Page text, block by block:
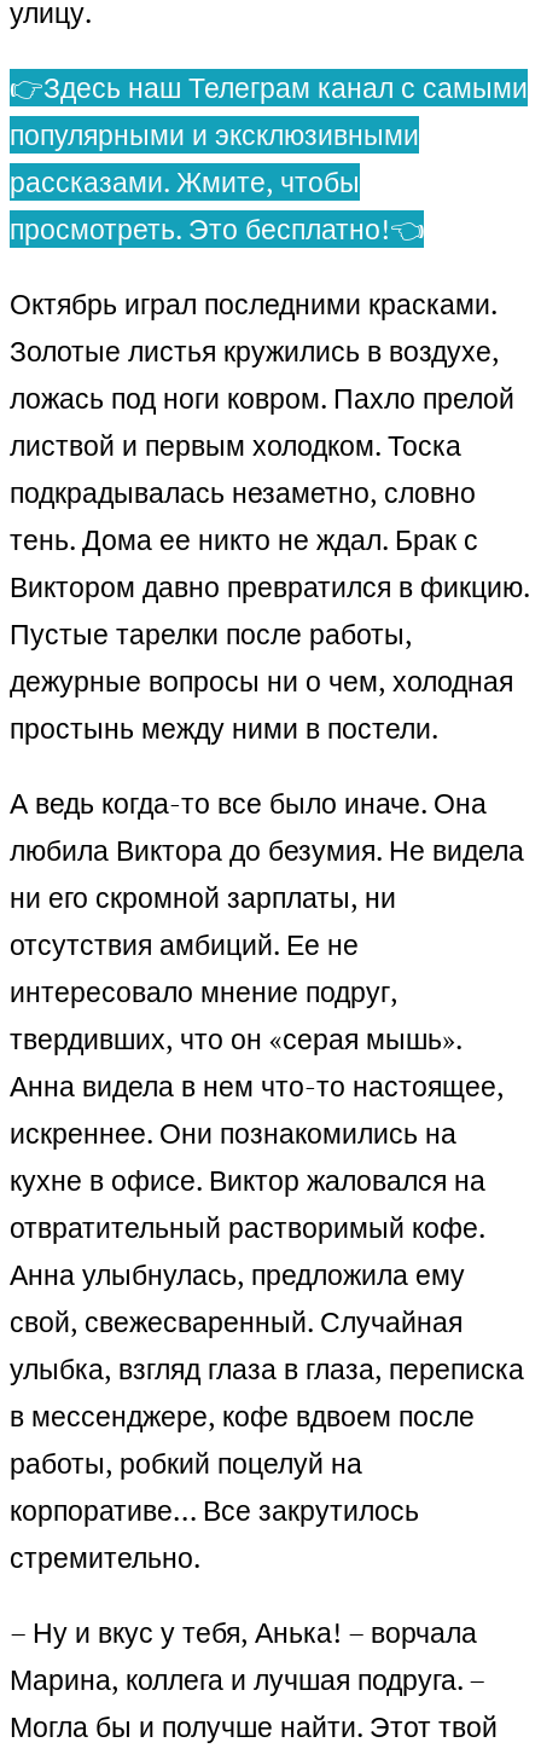
улицу.
👉Здесь наш Телеграм канал с самыми
популярными и эксклюзивными
рассказами. Жмите, чтобы
просмотреть. Это бесплатно!👈
Октябрь играл последними красками.
Золотые листья кружились в воздухе,
ложась под ноги ковром. Пахло прелой
листвой и первым холодком. Тоска
подкрадывалась незаметно, словно
тень. Дома ее никто не ждал. Брак с
Виктором давно превратился в фикцию.
Пустые тарелки после работы,
дежурные вопросы ни о чем, холодная
простынь между ними в постели.
А ведь когда-то все было иначе. Она
любила Виктора до безумия. Не видела
ни его скромной зарплаты, ни
отсутствия амбиций. Ее не
интересовало мнение подруг,
твердивших, что он «серая мышь».
Анна видела в нем что-то настоящее,
искреннее. Они познакомились на
кухне в офисе. Виктор жаловался на
отвратительный растворимый кофе.
Анна улыбнулась, предложила ему
свой, свежесваренный. Случайная
улыбка, взгляд глаза в глаза, переписка
в мессенджере, кофе вдвоем после
работы, робкий поцелуй на
корпоративе… Все закрутилось
стремительно.
– Ну и вкус у тебя, Анька! – ворчала
Марина, коллега и лучшая подруга. –
Могла бы и получше найти. Этот твой